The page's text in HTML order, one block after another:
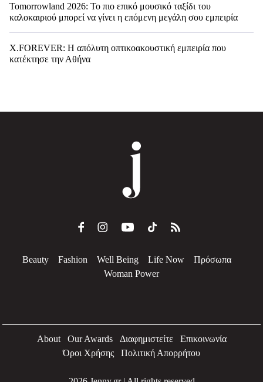
Tomorrowland 2026: Το πιο επικό μουσικό ταξίδι του
καλοκαιριού μπορεί να γίνει η επόμενη μεγάλη σου εμπειρία
X.FOREVER: Η απόλυτη οπτικοακουστική εμπειρία που
κατέκτησε την Αθήνα
Beauty Fashion Well Being Life Now
Πρόσωπα
Woman Power
About Our Awards Διαφημιστείτε
Επικοινωνία
Όροι Χρήσης
Πολιτική Απορρήτου